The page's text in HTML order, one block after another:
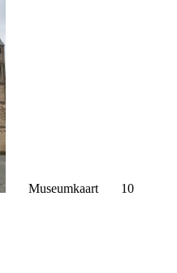
Museumkaart 10